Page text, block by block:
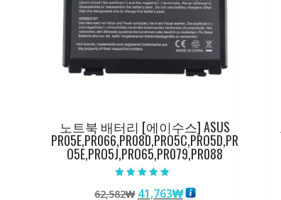
노트북 배터리 [에이수스] ASUS
PR05E,PR066,PR08D,PRO5C,PRO5D,PR
O5E,PRO5J,PRO65,PR079,PR088
5.00
62,582₩ 원
41,763₩현